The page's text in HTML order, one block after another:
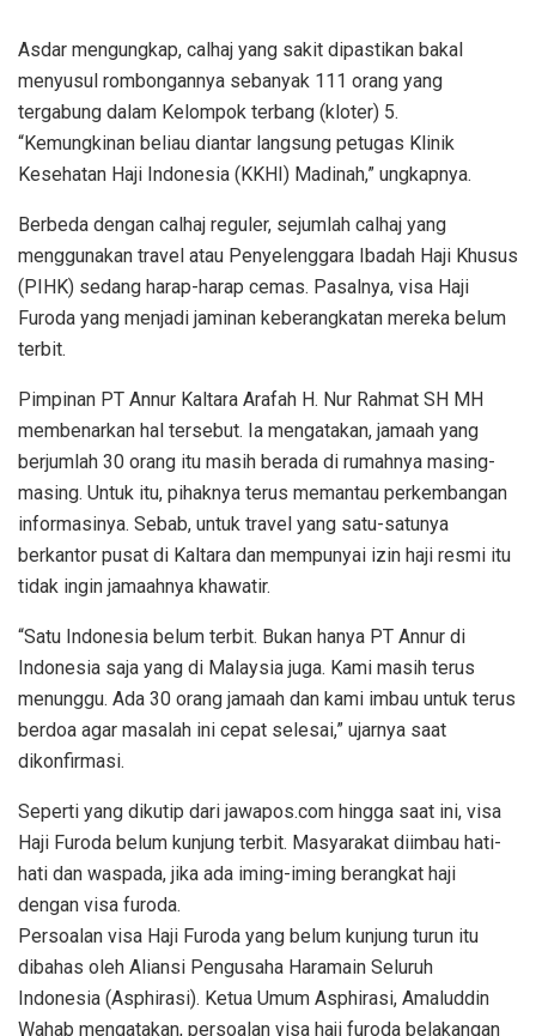
Asdar mengungkap, calhaj yang sakit dipastikan bakal
menyusul rombongannya sebanyak 111 orang yang
tergabung dalam Kelompok terbang (kloter) 5.
“Kemungkinan beliau diantar langsung petugas Klinik
Kesehatan Haji Indonesia (KKHI) Madinah,” ungkapnya.
Berbeda dengan calhaj reguler, sejumlah calhaj yang
menggunakan travel atau Penyelenggara Ibadah Haji Khusus
(PIHK) sedang harap-harap cemas. Pasalnya, visa Haji
Furoda yang menjadi jaminan keberangkatan mereka belum
terbit.
Pimpinan PT Annur Kaltara Arafah H. Nur Rahmat SH MH
membenarkan hal tersebut. Ia mengatakan, jamaah yang
berjumlah 30 orang itu masih berada di rumahnya masing-
masing. Untuk itu, pihaknya terus memantau perkembangan
informasinya. Sebab, untuk travel yang satu-satunya
berkantor pusat di Kaltara dan mempunyai izin haji resmi itu
tidak ingin jamaahnya khawatir.
“Satu Indonesia belum terbit. Bukan hanya PT Annur di
Indonesia saja yang di Malaysia juga. Kami masih terus
menunggu. Ada 30 orang jamaah dan kami imbau untuk terus
berdoa agar masalah ini cepat selesai,” ujarnya saat
dikonfirmasi.
Seperti yang dikutip dari jawapos.com hingga saat ini, visa
Haji Furoda belum kunjung terbit. Masyarakat diimbau hati-
hati dan waspada, jika ada iming-iming berangkat haji
dengan visa furoda.
Persoalan visa Haji Furoda yang belum kunjung turun itu
dibahas oleh Aliansi Pengusaha Haramain Seluruh
Indonesia (Asphirasi). Ketua Umum Asphirasi, Amaluddin
Wahab mengatakan, persoalan visa haji furoda belakangan